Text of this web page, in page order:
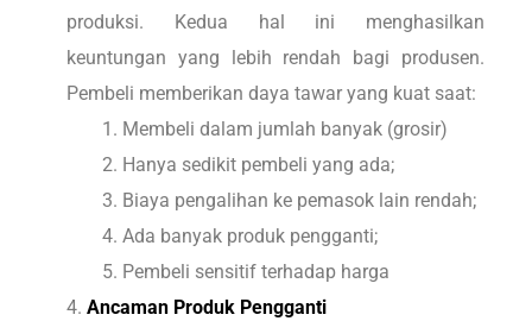
produksi. Kedua hal ini menghasilkan
keuntungan yang lebih rendah bagi produsen.
Pembeli memberikan daya tawar yang kuat saat:
Membeli dalam jumlah banyak (grosir)
Hanya sedikit pembeli yang ada;
Biaya pengalihan ke pemasok lain rendah;
Ada banyak produk pengganti;
Pembeli sensitif terhadap harga
Ancaman Produk Pengganti